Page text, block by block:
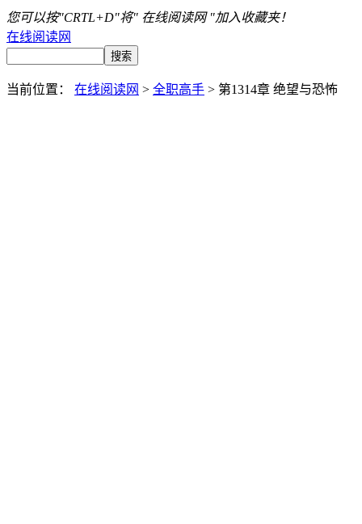
您可以按"CRTL+D"将" 在线阅读网 "加入收藏夹！
在线阅读网
当前位置： 在线阅读网 > 全职高手 > 第1314章 绝望与恐怖